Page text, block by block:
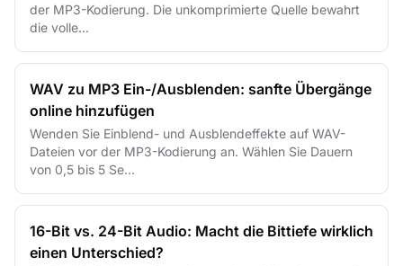
der MP3-Kodierung. Die unkomprimierte Quelle bewahrt
die volle...
WAV zu MP3 Ein-/Ausblenden: sanfte Übergänge
online hinzufügen
Wenden Sie Einblend- und Ausblendeffekte auf WAV-
Dateien vor der MP3-Kodierung an. Wählen Sie Dauern
von 0,5 bis 5 Se...
16-Bit vs. 24-Bit Audio: Macht die Bittiefe wirklich
einen Unterschied?